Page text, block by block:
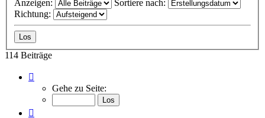
Anzeigen:
Sortiere nach:
Richtung:
114 Beiträge
von
Gehe zu Seite: